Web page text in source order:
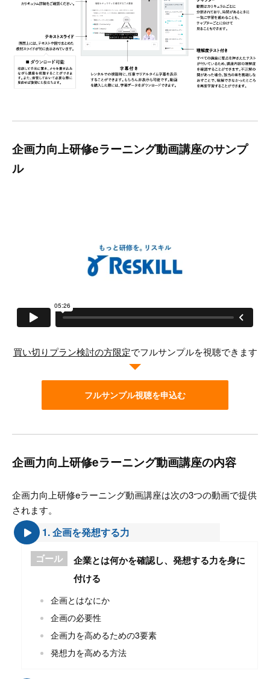
企画力向上研修eラーニング動画講座のサンプ
ル
買い切りプラン検討の方限定でフルサンプルを視聴できます
フルサンプル視聴を申込む
企画力向上研修eラーニング動画講座の内容
企画力向上研修eラーニング動画講座は次の3つの動画で提供
されます。
1. 企画を発想する力
ゴール
企業とは何かを確認し、発想する力を身に
付ける
企画とはなにか
企画の必要性
企画力を高めるための3要素
発想力を高める方法